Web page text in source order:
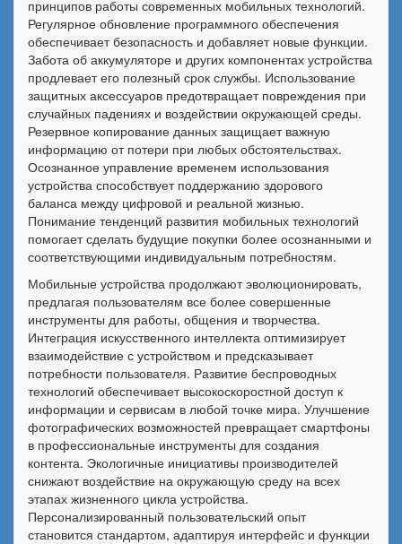
принципов работы современных мобильных технологий.
Регулярное обновление программного обеспечения
обеспечивает безопасность и добавляет новые функции.
Забота об аккумуляторе и других компонентах устройства
продлевает его полезный срок службы. Использование
защитных аксессуаров предотвращает повреждения при
случайных падениях и воздействии окружающей среды.
Резервное копирование данных защищает важную
информацию от потери при любых обстоятельствах.
Осознанное управление временем использования
устройства способствует поддержанию здорового
баланса между цифровой и реальной жизнью.
Понимание тенденций развития мобильных технологий
помогает сделать будущие покупки более осознанными и
соответствующими индивидуальным потребностям.
Мобильные устройства продолжают эволюционировать,
предлагая пользователям все более совершенные
инструменты для работы, общения и творчества.
Интеграция искусственного интеллекта оптимизирует
взаимодействие с устройством и предсказывает
потребности пользователя. Развитие беспроводных
технологий обеспечивает высокоскоростной доступ к
информации и сервисам в любой точке мира. Улучшение
фотографических возможностей превращает смартфоны
в профессиональные инструменты для создания
контента. Экологичные инициативы производителей
снижают воздействие на окружающую среду на всех
этапах жизненного цикла устройства.
Персонализированный пользовательский опыт
становится стандартом, адаптируя интерфейс и функции